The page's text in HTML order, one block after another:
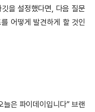
을 설정했다면, 다음 질문
어떻게 발견하게 할 것인
은 파이데이입니다” 브랜